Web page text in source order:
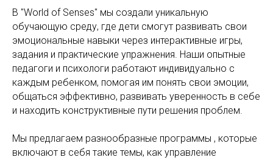
В "World of Senses" мы создали уникальную
обучающую среду, где дети смогут развивать свои
эмоциональные навыки через интерактивные игры,
задания и практические упражнения. Наши опытные
педагоги и психологи работают индивидуально с
каждым ребенком, помогая им понять свои эмоции,
общаться эффективно, развивать уверенность в себе
и находить конструктивные пути решения проблем.
Мы предлагаем разнообразные программы , которые
включают в себя такие темы, как управление